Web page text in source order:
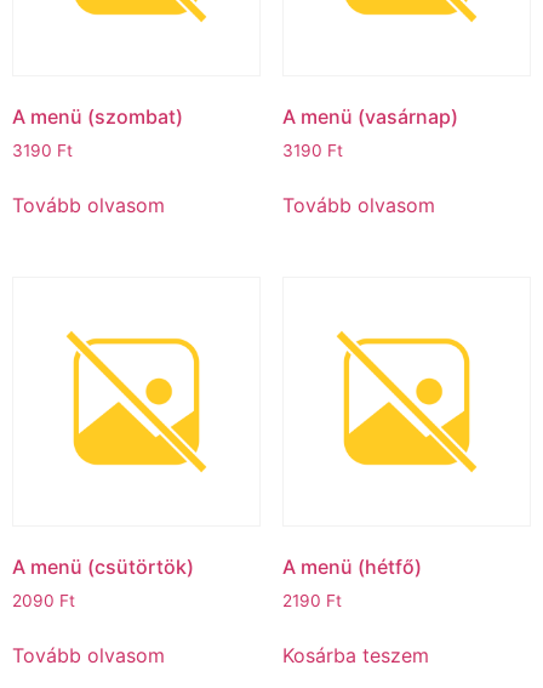
A menü (szombat)
3190 Ft
Tovább olvasom
A menü (vasárnap)
3190 Ft
Tovább olvasom
A menü (csütörtök)
2090 Ft
Tovább olvasom
A menü (hétfő)‎‎‎‎‎ㅤ
2190 Ft
Kosárba teszem